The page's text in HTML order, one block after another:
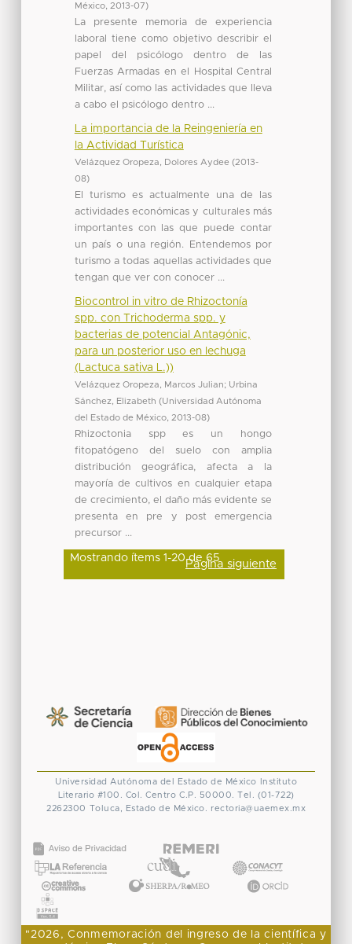
México, 2013-07)
La presente memoria de experiencia
laboral tiene como objetivo describir el
papel del psicólogo dentro de las
Fuerzas Armadas en el Hospital Central
Militar, así como las actividades que lleva
a cabo el psicólogo dentro ...
La importancia de la Reingeniería en
la Actividad Turística
Velázquez Oropeza, Dolores Aydee (2013-
08)
El turismo es actualmente una de las
actividades económicas y culturales más
importantes con las que puede contar
un país o una región. Entendemos por
turismo a todas aquellas actividades que
tengan que ver con conocer ...
Biocontrol in vitro de Rhizoctonía
spp. con Trichoderma spp. y
bacterias de potencial Antagónic,
para un posterior uso en lechuga
(Lactuca sativa L.))
Velázquez Oropeza, Marcos Julian; Urbina
Sánchez, Elizabeth (Universidad Autónoma
del Estado de México, 2013-08)
Rhizoctonia spp es un hongo
fitopatógeno del suelo con amplia
distribución geográfica, afecta a la
mayoría de cultivos en cualquier etapa
de crecimiento, el daño más evidente se
presenta en pre y post emergencia
precursor ...
Mostrando ítems 1-20 de 65Página siguiente
Universidad Autónoma del Estado de México
Instituto
Literario #100. Col. Centro C.P. 50000. Tel. (01-722)
2262300 Toluca, Estado de México. rectoria@uaemex.mx
"2026, Conmemoración del ingreso de la científica y